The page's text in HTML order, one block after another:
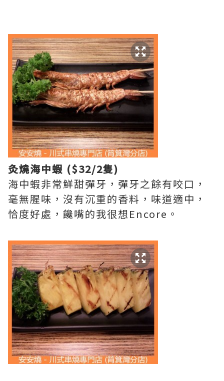
灸燒海中蝦 ($32/2隻)
海中蝦非常鮮甜彈牙，彈牙之餘有咬口，
毫無腥味，沒有沉重的香料，味道適中，
恰度好處，饞嘴的我很想Encore。